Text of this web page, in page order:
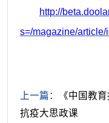
http://
s=/magazine/article/
上一篇：
《中国教
抗疫大思政课